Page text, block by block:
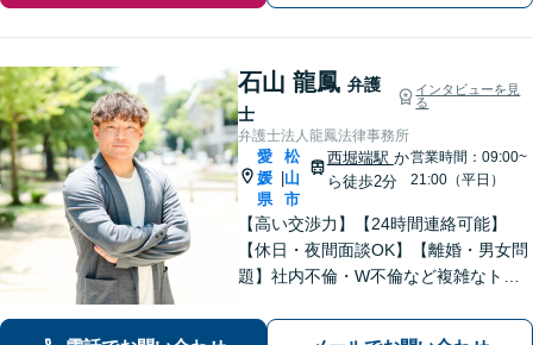
石山 龍鳳 弁護
士
インタビューを見
る
弁護士法人龍鳳法律事務所
愛
媛
県
松
山
市
西堀端駅 か
ら徒歩2分
営業時間：09:00~
21:00（平日）
【高い交渉力】【24時間連絡可能】
【休日・夜間面談OK】【離婚・男女問
題】社内不倫・W不倫など複雑なトラ
求や退職代行もお受けします。【刑事